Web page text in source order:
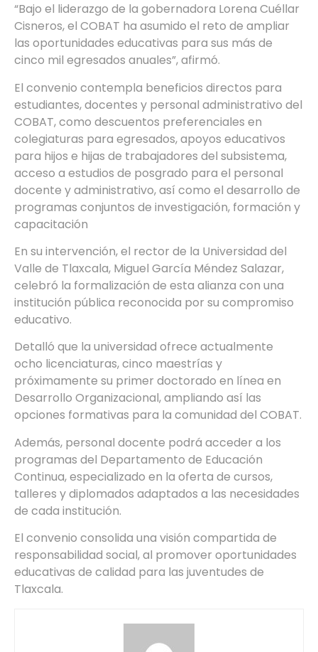
“Bajo el liderazgo de la gobernadora Lorena Cuéllar
Cisneros, el COBAT ha asumido el reto de ampliar
las oportunidades educativas para sus más de
cinco mil egresados anuales”, afirmó.
El convenio contempla beneficios directos para
estudiantes, docentes y personal administrativo del
COBAT, como descuentos preferenciales en
colegiaturas para egresados, apoyos educativos
para hijos e hijas de trabajadores del subsistema,
acceso a estudios de posgrado para el personal
docente y administrativo, así como el desarrollo de
programas conjuntos de investigación, formación y
capacitación
En su intervención, el rector de la Universidad del
Valle de Tlaxcala, Miguel García Méndez Salazar,
celebró la formalización de esta alianza con una
institución pública reconocida por su compromiso
educativo.
Detalló que la universidad ofrece actualmente
ocho licenciaturas, cinco maestrías y
próximamente su primer doctorado en línea en
Desarrollo Organizacional, ampliando así las
opciones formativas para la comunidad del COBAT.
Además, personal docente podrá acceder a los
programas del Departamento de Educación
Continua, especializado en la oferta de cursos,
talleres y diplomados adaptados a las necesidades
de cada institución.
El convenio consolida una visión compartida de
responsabilidad social, al promover oportunidades
educativas de calidad para las juventudes de
Tlaxcala.